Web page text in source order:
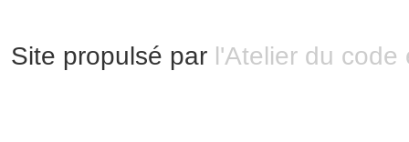
Site propulsé par l'Atelier du